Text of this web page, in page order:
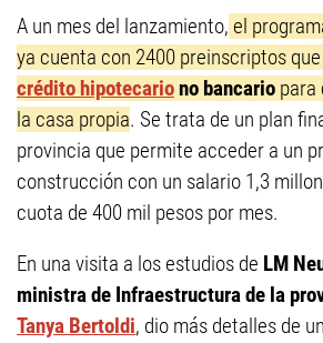
A un mes del lanzamiento, el
ya cuenta con 2400 preinscriptos
crédito hipotecariono bancario para
la casa propia. Se trata de un plan
provincia que permite acceder a un
construcción con un salario 1,3
cuota de 400 mil pesos por mes.
En una visita a los estudios de LM
ministra de Infraestructura de la
Tanya Bertoldi, dio más detalles de